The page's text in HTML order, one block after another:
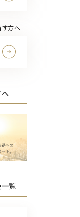
す方へ
へ
覧